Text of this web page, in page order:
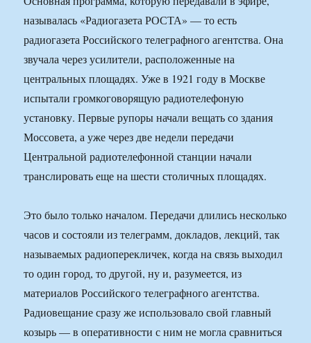
называлась «Радиогазета РОСТА» — то есть
радиогазета Российского телеграфного агентства. Она
звучала через усилители, расположенные на
центральных площадях. Уже в 1921 году в Москве
испытали громкоговорящую радиотелефоную
установку. Первые рупоры начали вещать со здания
Моссовета, а уже через две недели передачи
Центральной радиотелефонной станции начали
транслировать еще на шести столичных площадях.
Это было только началом. Передачи длились несколько
часов и состояли из телеграмм, докладов, лекций, так
называемых радиоперекличек, когда на связь выходил
то один город, то другой, ну и, разумеется, из
материалов Российского телеграфного агентства.
Радиовещание сразу же использовало свой главный
козырь — в оперативности с ним не могла сравниться